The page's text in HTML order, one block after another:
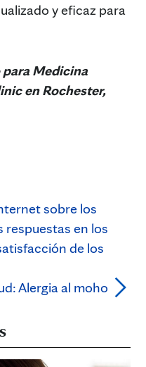
y eficaz para
Medicina
en Rochester,
sobre los
respuestas en los
de los
Alergia al moho